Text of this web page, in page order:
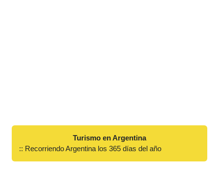
Turismo en Argentina
:: Recorriendo Argentina los 365 días del año